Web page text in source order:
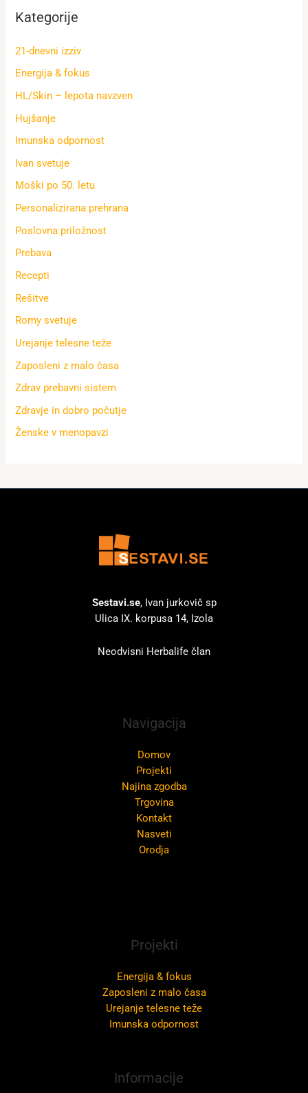
Kategorije
21-dnevni izziv
Energija & fokus
HL/Skin – lepota navzven
Hujšanje
Imunska odpornost
Ivan svetuje
Moški po 50. letu
Personalizirana prehrana
Poslovna priložnost
Prebava
Recepti
Rešitve
Romy svetuje
Urejanje telesne teže
Zaposleni z malo časa
Zdrav prebavni sistem
Zdravje in dobro počutje
Ženske v menopavzi
Sestavi.se, Ivan jurkovič sp
Ulica IX. korpusa 14, Izola
Neodvisni Herbalife član
Navigacija
Domov
Projekti
Najina zgodba
Trgovina
Kontakt
Nasveti
Orodja
Projekti
Energija & fokus
Zaposleni z malo časa
Urejanje telesne teže
Imunska odpornost
Informacije